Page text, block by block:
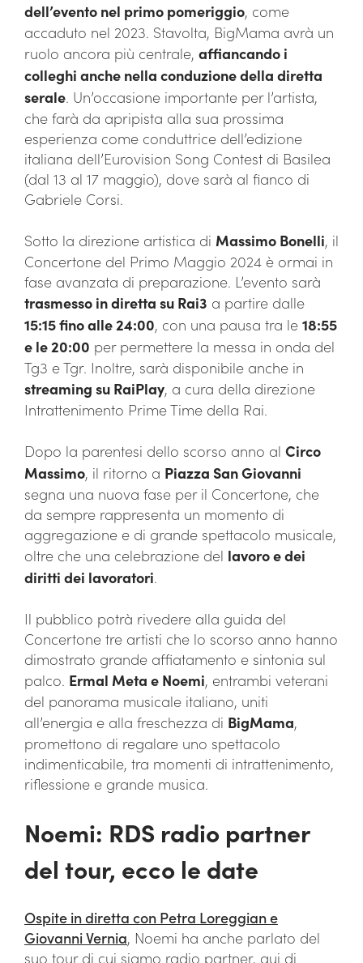
dell’evento nel primo pomeriggio, come
accaduto nel 2023. Stavolta, BigMama avrà un
ruolo ancora più centrale, affiancando i
colleghi anche nella conduzione della diretta
serale. Un’occasione importante per l’artista,
che farà da apripista alla sua prossima
esperienza come conduttrice dell’edizione
italiana dell’Eurovision Song Contest di Basilea
(dal 13 al 17 maggio), dove sarà al fianco di
Gabriele Corsi.
Sotto la direzione artistica di Massimo Bonelli, il
Concertone del Primo Maggio 2024 è ormai in
fase avanzata di preparazione. L’evento sarà
trasmesso in diretta su Rai3 a partire dalle
15:15 fino alle 24:00, con una pausa tra le 18:55
e le 20:00 per permettere la messa in onda del
Tg3 e Tgr. Inoltre, sarà disponibile anche in
streaming su RaiPlay, a cura della direzione
Intrattenimento Prime Time della Rai.
Dopo la parentesi dello scorso anno al Circo
Massimo, il ritorno a Piazza San Giovanni
segna una nuova fase per il Concertone, che
da sempre rappresenta un momento di
aggregazione e di grande spettacolo musicale,
oltre che una celebrazione del lavoro e dei
diritti dei lavoratori.
Il pubblico potrà rivedere alla guida del
Concertone tre artisti che lo scorso anno hanno
dimostrato grande affiatamento e sintonia sul
palco. Ermal Meta e Noemi, entrambi veterani
del panorama musicale italiano, uniti
all’energia e alla freschezza di BigMama,
promettono di regalare uno spettacolo
indimenticabile, tra momenti di intrattenimento,
riflessione e grande musica.
Noemi: RDS radio partner
del tour, ecco le date
Ospite in diretta con Petra Loreggian e
Giovanni Vernia, Noemi ha anche parlato del
suo tour di cui siamo radio partner, qui di